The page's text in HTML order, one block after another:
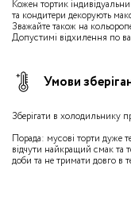
Кожен тортик
та кондитери декорують
Зважайте також на
Допустимі відхилення по
Умови
Зберігати в холодильнику
Порада: мусові торти дуже
відчути найкращий смак та
доби та не тримати довго в